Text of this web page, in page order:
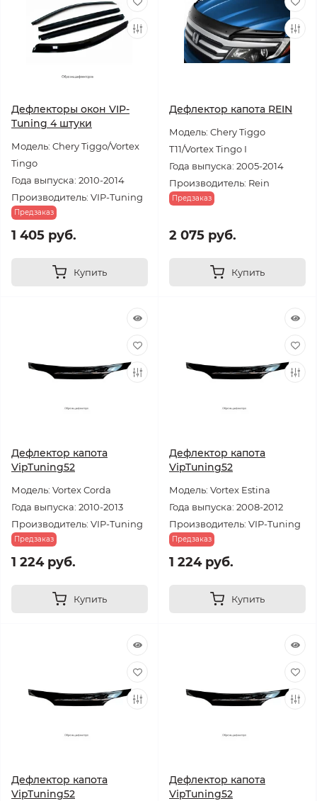
Дефлекторы окон VIP-
Tuning 4 штуки
Модель: Chery Tiggo/Vortex
Tingo
Года выпуска: 2010-2014
Производитель: VIP-Tuning
Предзаказ
1 405 руб.
Купить
Дефлектор капота REIN
Модель: Chery Tiggo
T11/Vortex Tingo I
Года выпуска: 2005-2014
Производитель: Rein
Предзаказ
2 075 руб.
Купить
Дефлектор капота
VipTuning52
Модель: Vortex Corda
Года выпуска: 2010-2013
Производитель: VIP-Tuning
Предзаказ
1 224 руб.
Купить
Дефлектор капота
VipTuning52
Модель: Vortex Estina
Года выпуска: 2008-2012
Производитель: VIP-Tuning
Предзаказ
1 224 руб.
Купить
Дефлектор капота
VipTuning52
Дефлектор капота
VipTuning52